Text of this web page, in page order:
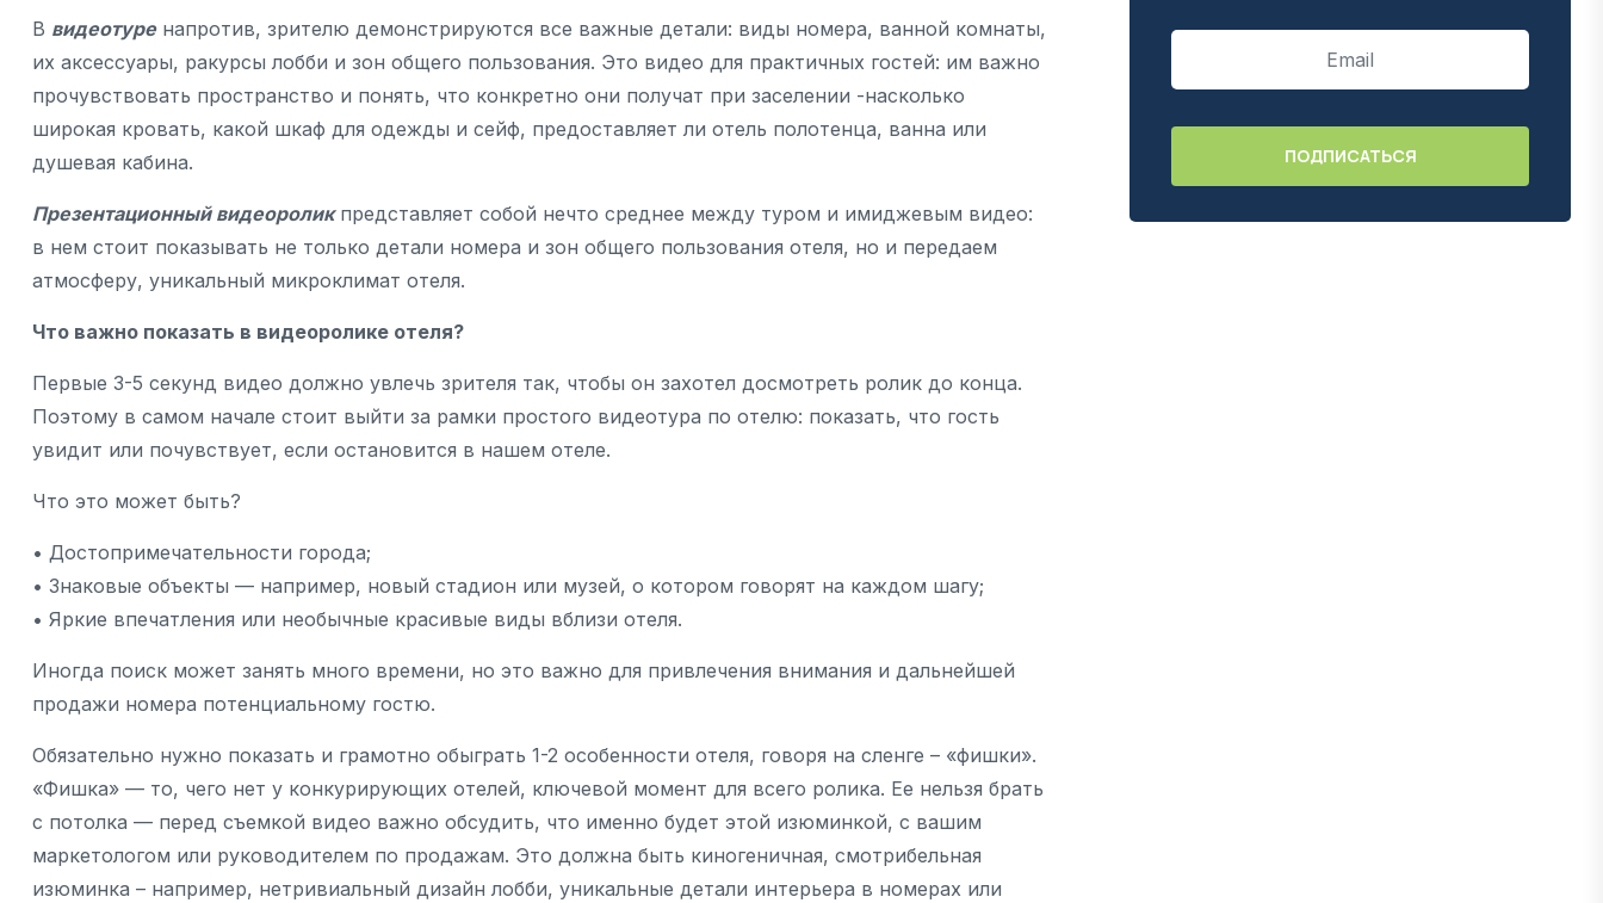
В видеотуренапротив, зрителю демонстрируются все важные детали: виды номера, ванной комнаты,
их аксессуары, ракурсы лобби и зон общего пользования. Это видео для практичных гостей: им важно
прочувствовать пространство и понять, что конкретно они получат при заселении -насколько
широкая кровать, какой шкаф для одежды и сейф, предоставляет ли отель полотенца, ванна или
душевая кабина.
Презентационный видеороликпредставляет собой нечто среднее между туром и имиджевым видео:
в нем стоит показывать не только детали номера и зон общего пользования отеля, но и передаем
атмосферу, уникальный микроклимат отеля.
Что важно показать в видеоролике отеля?
Первые 3-5 секунд видео должно увлечь зрителя так, чтобы он захотел досмотреть ролик до конца.
Поэтому в самом начале стоит выйти за рамки простого видеотура по отелю: показать, что гость
увидит или почувствует, если остановится в нашем отеле.
Что это может быть?
• Достопримечательности города;
• Знаковые объекты — например, новый стадион или музей, о котором говорят на каждом шагу;
• Яркие впечатления или необычные красивые виды вблизи отеля.
Иногда поиск может занять много времени, но это важно для привлечения внимания и дальнейшей
продажи номера потенциальному гостю.
Обязательно нужно показать и грамотно обыграть 1-2 особенности отеля, говоря на сленге – «фишки».
«Фишка» — то, чего нет у конкурирующих отелей, ключевой момент для всего ролика. Ее нельзя брать
с потолка — перед съемкой видео важно обсудить, что именно будет этой изюминкой, с вашим
маркетологом или руководителем по продажам. Это должна быть киногеничная, смотрибельная
изюминка – например, нетривиальный дизайн лобби, уникальные детали интерьера в номерах или